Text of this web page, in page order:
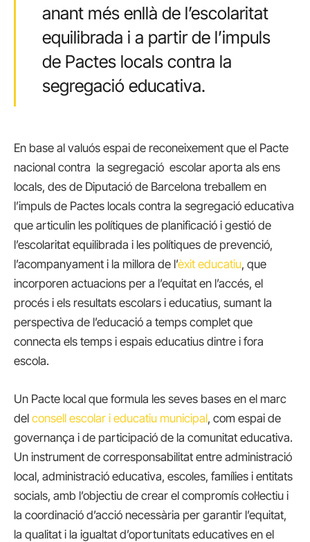
anant més enllà de l’escolaritat
equilibrada i a partir de l’impuls
de Pactes locals contra la
segregació educativa.
En base al valuós espai de reconeixement que el Pacte
nacional contra la segregació escolar aporta als ens
locals, des de Diputació de Barcelona treballem en
l’impuls de Pactes locals contra la segregació educativa
que articulin les polítiques de planificació i gestió de
l’escolaritat equilibrada i les polítiques de prevenció,
l’acompanyament i la millora de l’èxit educatiu, que
incorporen actuacions per a l’equitat en l’accés, el
procés i els resultats escolars i educatius, sumant la
perspectiva de l’educació a temps complet que
connecta els temps i espais educatius dintre i fora
escola.
Un Pacte local que formula les seves bases en el marc
del consell escolar i educatiu municipal, com espai de
governança i de participació de la comunitat educativa.
Un instrument de corresponsabilitat entre administració
local, administració educativa, escoles, famílies i entitats
socials, amb l’objectiu de crear el compromís col·lectiu i
la coordinació d’acció necessària per garantir l’equitat,
la qualitat i la igualtat d’oportunitats educatives en el